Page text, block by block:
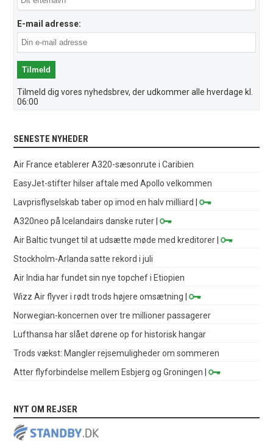
E-mail adresse:
Tilmeld dig vores nyhedsbrev, der udkommer alle hverdage kl.
06:00
SENESTE NYHEDER
Air France etablerer A320-sæsonrute i Caribien
EasyJet-stifter hilser aftale med Apollo velkommen
Lavprisflyselskab taber op imod en halv milliard
|
A320neo på Icelandairs danske ruter |
Air Baltic tvunget til at udsætte møde med kreditorer |
Stockholm-Arlanda satte rekord i juli
Air India har fundet sin nye topchef i Etiopien
Wizz Air flyver i rødt trods højere omsætning |
Norwegian-koncernen over tre millioner passagerer
Lufthansa har slået dørene op for historisk hangar
Trods vækst: Mangler rejsemuligheder om sommeren
Atter flyforbindelse mellem Esbjerg og Groningen |
NYT OM REJSER